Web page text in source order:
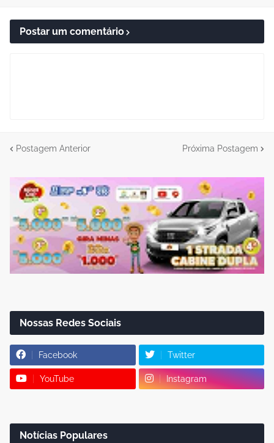
Postar um comentário
Postagem Anterior Próxima Postagem
Nossas Redes Sociais
Facebook Twitter
YouTube Instagram
Notícias Populares